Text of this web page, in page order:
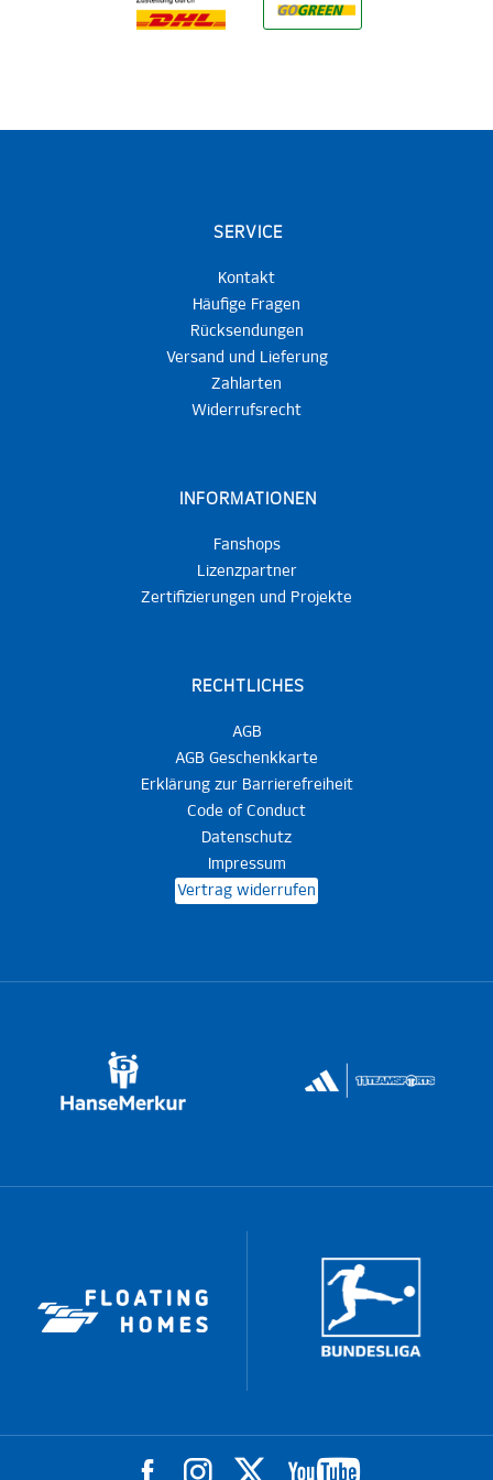
SERVICE
Kontakt
Häufige Fragen
Rücksendungen
Versand und Lieferung
Zahlarten
Widerrufsrecht
INFORMATIONEN
Fanshops
Lizenzpartner
Zertifizierungen und Projekte
RECHTLICHES
AGB
AGB Geschenkkarte
Erklärung zur Barrierefreiheit
Code of Conduct
Datenschutz
Impressum
Vertrag widerrufen